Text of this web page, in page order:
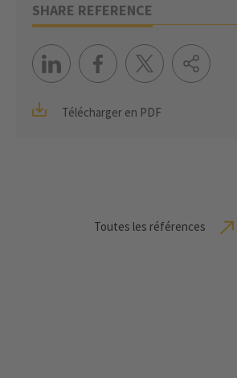
SHARE REFERENCE
Télécharger en PDF
Toutes les références